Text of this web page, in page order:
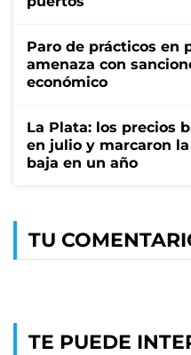
Paro de prácticos en
amenaza con
económico
La Plata: los precios
en julio y marcaron
baja en un año
TU
TE PUEDE